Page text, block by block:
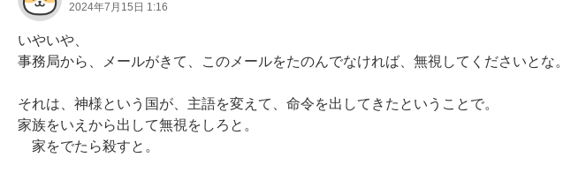
2024年7月15日 1:16
いやいや、
事務局から、メールがきて、このメールをたのんでなければ、無視してくださいとな。
それは、神様という国が、主語を変えて、命令を出してきたということで。
家族をいえから出して無視をしろと。
家をでたら殺すと。